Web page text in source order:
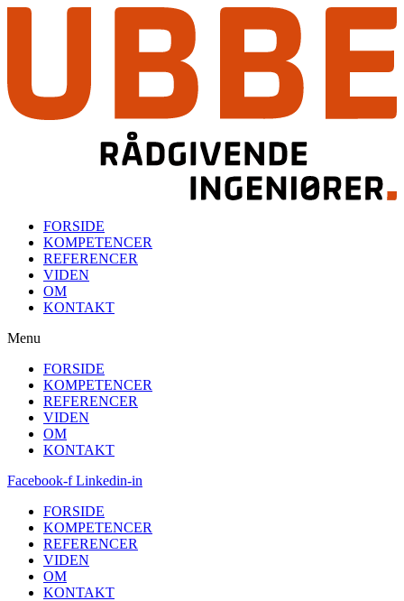
Skip
FORSIDE
KOMPETENCER
REFERENCER
VIDEN
OM
KONTAKT
Menu
FORSIDE
KOMPETENCER
REFERENCER
VIDEN
OM
KONTAKT
Facebook-f Linkedin-in
FORSIDE
KOMPETENCER
REFERENCER
VIDEN
OM
KONTAKT